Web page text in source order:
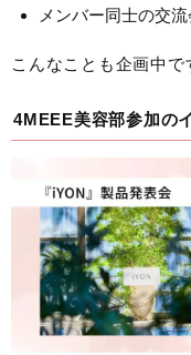
メンバー同士の交流
こんなことも企画中で
4MEEE美容部参加の